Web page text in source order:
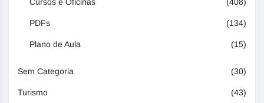
PDFs (134)
Plano de Aula (15)
Sem Categoria (30)
Turismo (43)